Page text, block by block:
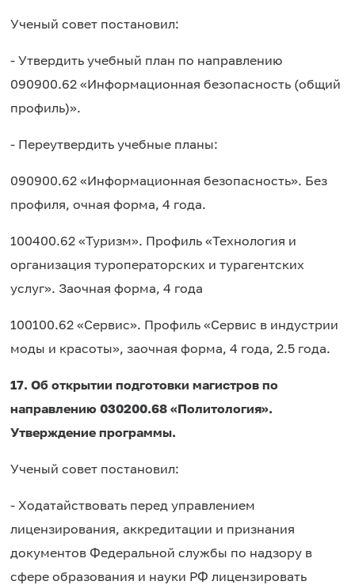
Ученый совет постановил:
- Утвердить учебный план по направлению
090900.62 «Информационная безопасность (общий
профиль)».
- Переутвердить учебные планы:
090900.62 «Информационная безопасность». Без
профиля, очная форма, 4 года.
100400.62 «Туризм». Профиль «Технология и
организация туроператорских и турагентских
услуг». Заочная форма, 4 года
100100.62 «Сервис». Профиль «Сервис в индустрии
моды и красоты», заочная форма, 4 года, 2.5 года.
17. Об открытии подготовки магистров по
направлению 030200.68 «Политология».
Утверждение программы.
Ученый совет постановил:
- Ходатайствовать перед управлением
лицензирования, аккредитации и признания
документов Федеральной службы по надзору в
сфере образования и науки РФ лицензировать